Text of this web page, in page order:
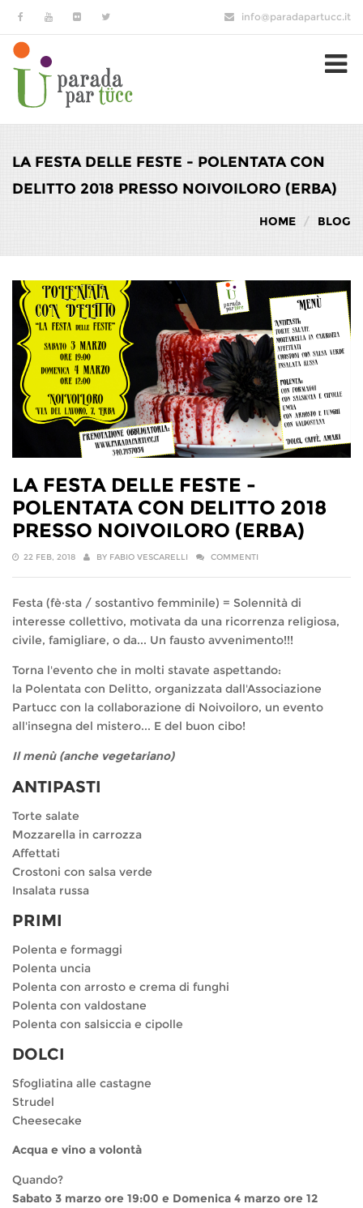
Salta al contenuto principale info@paradapartucc.it
LA FESTA DELLE FESTE - POLENTATA CON
DELITTO 2018 PRESSO NOIVOILORO (ERBA)
HOME BLOG
LA FESTA DELLE FESTE -
POLENTATA CON DELITTO 2018
PRESSO NOIVOILORO (ERBA)
22 FEB, 2018 BY FABIO VESCARELLI COMMENTI
Festa (fè·sta / sostantivo femminile) = Solennità di
interesse collettivo, motivata da una ricorrenza religiosa,
civile, famigliare, o da... Un fausto avvenimento!!!
Torna l'evento che in molti stavate aspettando:
la Polentata con Delitto, organizzata dall'Associazione
Partucc con la collaborazione di Noivoiloro, un evento
all'insegna del mistero... E del buon cibo!
Il menù (anche vegetariano)
ANTIPASTI
Torte salate
‎Mozzarella in carrozza
Affettati
Crostoni con salsa verde
Insalata russa
PRIMI
Polenta e formaggi
Polenta uncia
Polenta con arrosto e crema di funghi
Polenta con valdostane
Polenta con salsiccia e cipolle
DOLCI
Sfogliatina alle castagne
‎Strudel
‎Cheesecake
Acqua e vino a volontà
Quando?
Sabato 3 marzo ore 19:00 e Domenica 4 marzo ore 12